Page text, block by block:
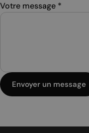
Votre message *
Envoyer un message